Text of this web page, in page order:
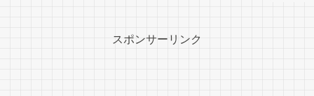
スポンサーリンク